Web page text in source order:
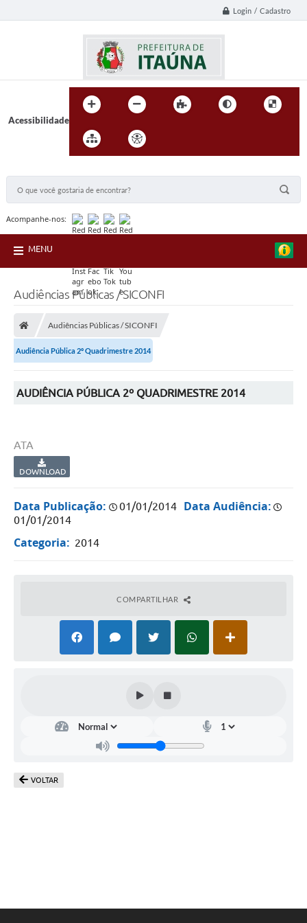
Login / Cadastro
Acessibilidade
Acompanhe-nos:
MENU
Audiências Públicas / SICONFI
Audiências Públicas / SICONFI
Audiência Pública 2º Quadrimestre 2014
AUDIÊNCIA PÚBLICA 2º QUADRIMESTRE 2014
ATA
DOWNLOAD
Data Publicação: 01/01/2014 Data Audiência:
01/01/2014
Categoria: 2014
COMPARTILHAR
VOLTAR